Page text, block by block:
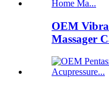
OEM
Massager